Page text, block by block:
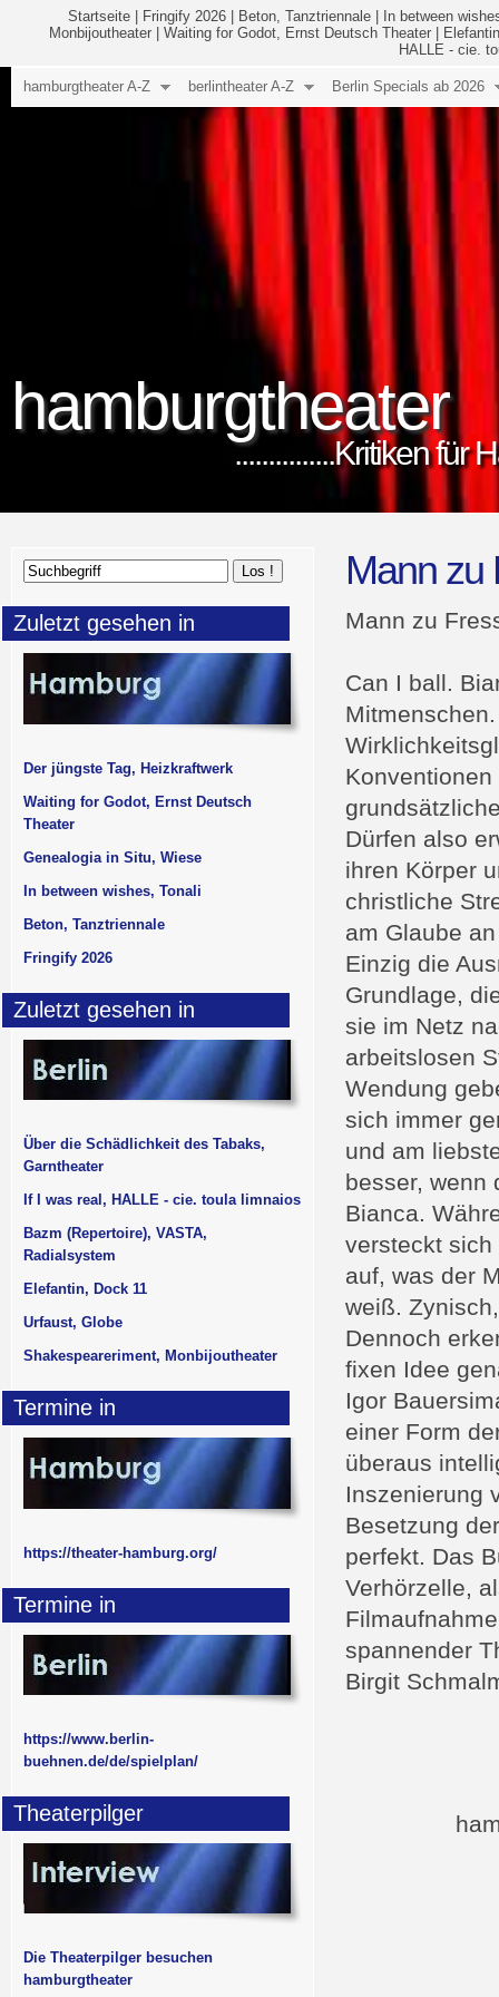
Startseite Fringify 2026 Beton, Tanztriennale
In between
Monbijoutheater
Waiting for Godot, Ernst Deutsch Theater
HALLE - cie.
hamburgtheater
...............Kritiken für
hamburgtheater A-Z berlintheater A-Z Berlin Specials ab 2026
Mann zu
Mann zu
Can I ball.
Dürfen also
ihren Körper
christliche
am Glaube
Einzig die
Grundlage,
sie im Netz
arbeitslosen
Wendung
sich immer
und am
besser, wenn
Bianca.
versteckt
auf, was der
weiß.
Dennoch
fixen Idee
Igor
einer Form
überaus
Inszenierung
Besetzung
perfekt. Das
Verhörzelle,
spannender
Birgit
Zuletzt gesehen in
Der jüngste Tag, Heizkraftwerk
Waiting for Godot, Ernst Deutsch
Theater
Genealogia in Situ, Wiese
In between wishes, Tonali
Beton, Tanztriennale
Fringify 2026
Zuletzt gesehen in
Über die Schädlichkeit des Tabaks,
Garntheater
If I was real, HALLE - cie. toula limnaios
Bazm (Repertoire), VASTA,
Radialsystem
Elefantin, Dock 11
Urfaust, Globe
Shakespeareriment, Monbijoutheater
Termine in
https://theater-hamburg.org/
Termine in
https://www.berlin-
buehnen.de/de/spielplan/
Theaterpilger
Die Theaterpilger besuchen
hamburgtheater